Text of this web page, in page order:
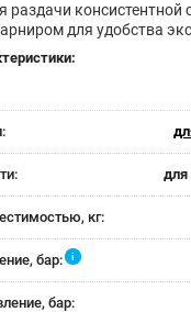
раздачи консистентной
для удобства
для
кг:
бар: i
бар: